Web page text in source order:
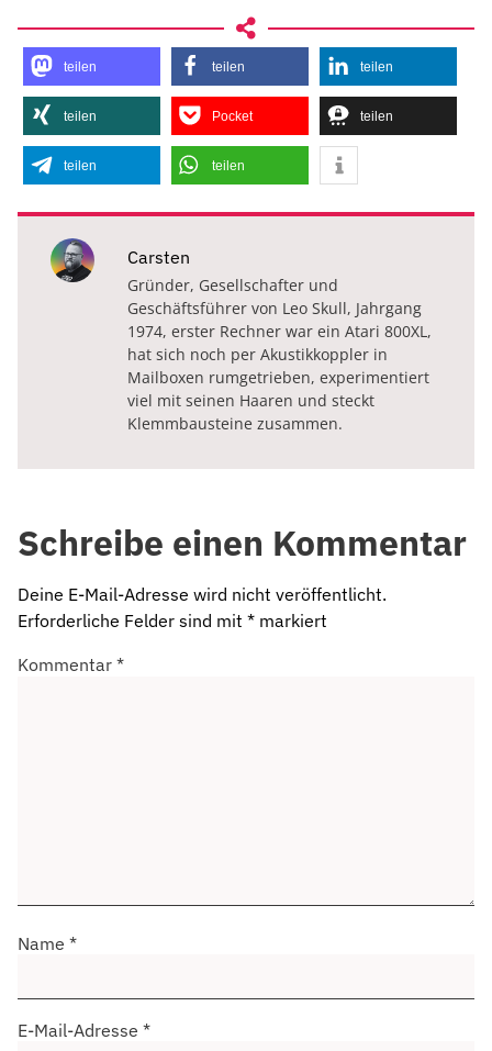
teilen teilen teilen
teilen Pocket teilen
teilen teilen
Carsten
Gründer, Gesellschafter und
Geschäftsführer von Leo Skull, Jahrgang
1974, erster Rechner war ein Atari 800XL,
hat sich noch per Akustikkoppler in
Mailboxen rumgetrieben, experimentiert
viel mit seinen Haaren und steckt
Klemmbausteine zusammen.
Schreibe einen Kommentar
Deine E-Mail-Adresse wird nicht veröffentlicht.
Erforderliche Felder sind mit * markiert
Kommentar *
Name *
E-Mail-Adresse *